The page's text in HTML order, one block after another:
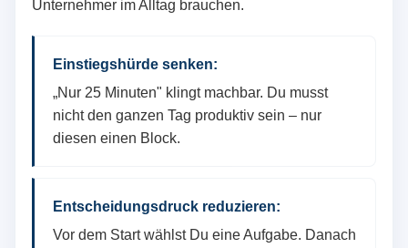
Unternehmer im Alltag brauchen.
Einstiegshürde senken:
„Nur 25 Minuten" klingt machbar. Du musst
nicht den ganzen Tag produktiv sein – nur
diesen einen Block.
Entscheidungsdruck reduzieren:
Vor dem Start wählst Du eine Aufgabe. Danach